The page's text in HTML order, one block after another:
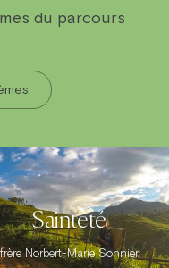
du parcours
Sainteté
frère Norbert-Marie Sonnier